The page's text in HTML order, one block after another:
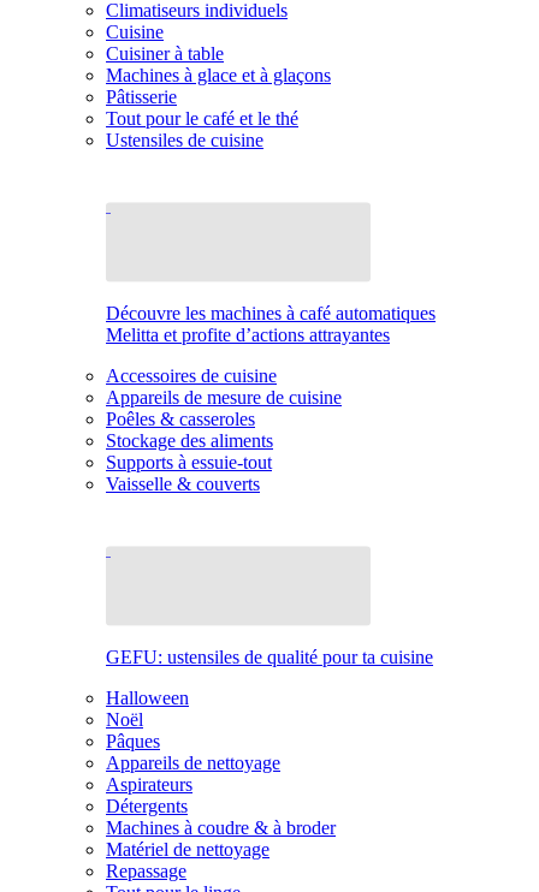
Climatiseurs individuels
Cuisine
Cuisiner à table
Machines à glace et à glaçons
Pâtisserie
Tout pour le café et le thé
Ustensiles de cuisine
Découvre les machines à café automatiques
Melitta et profite d’actions attrayantes
Accessoires de cuisine
Appareils de mesure de cuisine
Poêles & casseroles
Stockage des aliments
Supports à essuie-tout
Vaisselle & couverts
GEFU: ustensiles de qualité pour ta cuisine
Halloween
Noël
Pâques
Appareils de nettoyage
Aspirateurs
Détergents
Machines à coudre & à broder
Matériel de nettoyage
Repassage